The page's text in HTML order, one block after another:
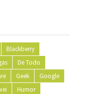
Blackberry
De Todo
Geek
Google
Humor